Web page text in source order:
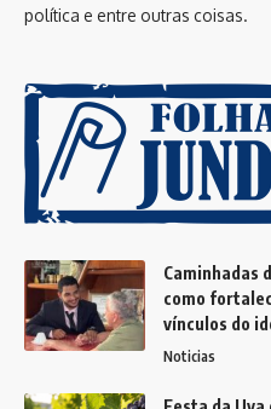
política e entre outras coisas.
Caminhadas
como
vínculos do
Noticias